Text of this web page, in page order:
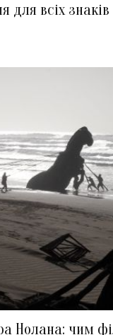
для всіх знаків
Нолана: чим